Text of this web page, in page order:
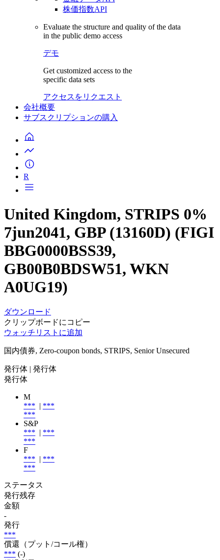
株価指数API
Evaluate the structure and quality of the data
in the public demo access
デモ
Get customized access to the
specific data sets
アクセスをリクエスト
会社概要
サブスクリプションの購入
R
United Kingdom, STRIPS 0%
7jun2041, GBP (13160D) (FIGI
BBG0000BSS39,
GB00B0BDSW51, WKN
A0UG19)
ダウンロード
クリップボードにコピー
ウォッチリストに追加
国内債券, Zero-coupon bonds, STRIPS, Senior Unsecured
発行体 | 発行体
発行体
M
*** | ***
***
S&P
*** | ***
***
F
*** | ***
***
ステータス
発行残存
金額
-
発行
***
償還（プット/コール権）
*** (-)